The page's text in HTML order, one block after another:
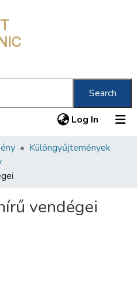
Search
Log In (current)
Különgyűjtemények
vendégei